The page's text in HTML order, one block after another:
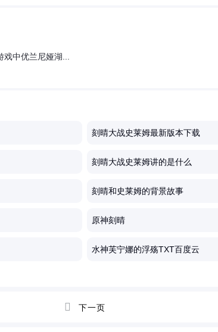
戏中优兰尼娅湖...
刻晴大战史莱姆最新版本下载
刻晴大战史莱姆讲的是什么
刻晴和史莱姆的背景故事
原神刻晴
水神芙宁娜的浮殇TXT百度云
 下一页